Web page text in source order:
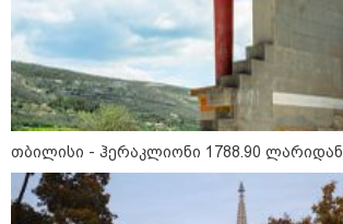
თბილისი - ჰერაკლიონი 1788.90 ლარიდან